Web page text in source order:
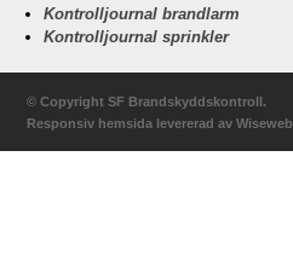
Kontrolljournal brandlarm
Kontrolljournal sprinkler
© Copyright SF Brandskyddskontroll.
Responsiv hemsida levererad avWiseweb